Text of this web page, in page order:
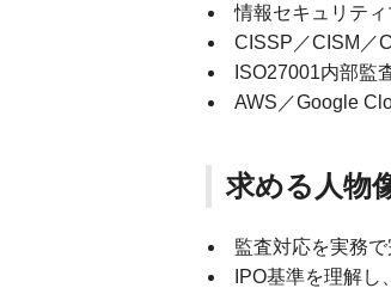
情報セキュリテ
CISSP／CISM／
ISO27001内部監
AWS／Google
求める人物
監査対応を実務
IPO基準を理解